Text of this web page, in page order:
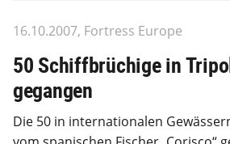
16.10.2007, Fortress Europe
50 Schiffbrüchige in
gegangen
Die 50 in internationalen